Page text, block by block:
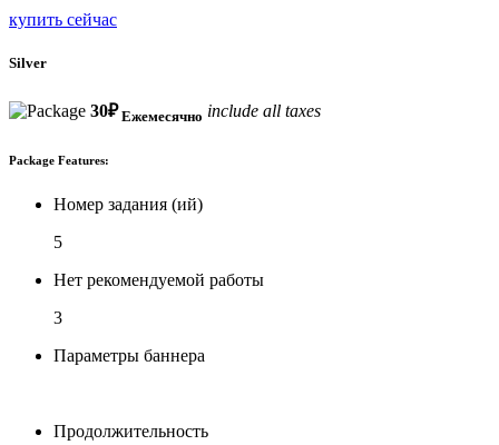
купить сейчас
Silver
30₽ Ежемесячно include all taxes
Package Features:
Номер задания (ий)
5
Нет рекомендуемой работы
3
Параметры баннера
Продолжительность